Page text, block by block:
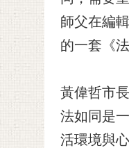
師父在編
的一套《
黃偉哲市
法如同是
活環境與